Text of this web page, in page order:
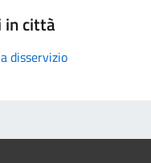
in città
disservizio